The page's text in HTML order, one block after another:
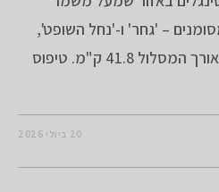
– 'גחר' ו-'נחל השופט',
ובשילוב רחצה בעין ריחניה. אורך המסלול 41.8 ק"מ. טיפוס
20 ביולי 2026